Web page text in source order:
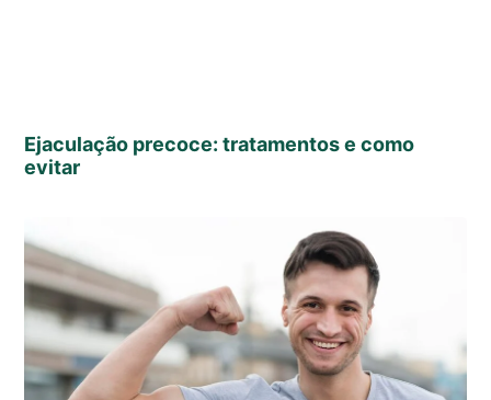
Ejaculação precoce: tratamentos e como
evitar